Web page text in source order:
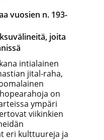
vuosien n. 193-
joita
intialainen
jital-raha,
on
ympäri
viikinkien
eri kulttuureja ja